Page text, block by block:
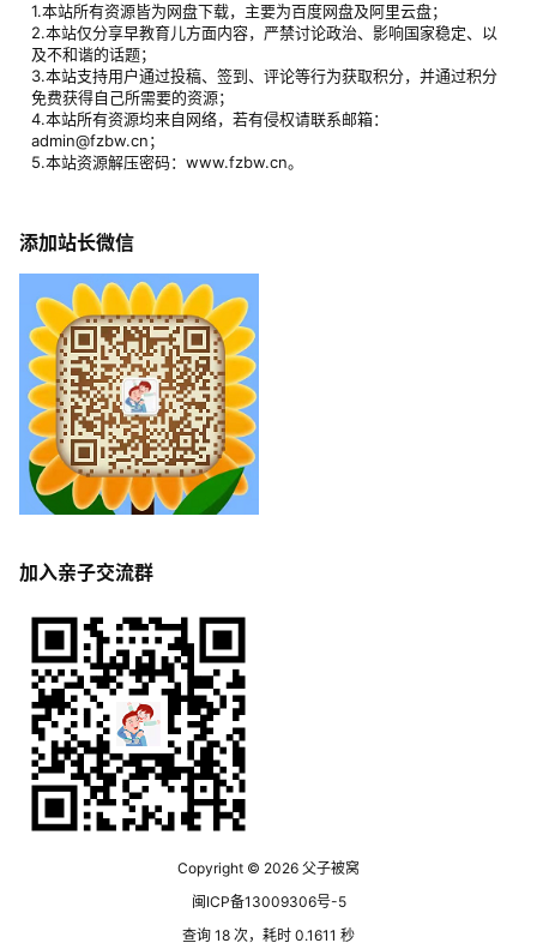
1.本站所有资源皆为网盘下载，主要为百度网盘及阿里云盘；
2.本站仅分享早教育儿方面内容，严禁讨论政治、影响国家稳定、以
及不和谐的话题；
3.本站支持用户通过投稿、签到、评论等行为获取积分，并通过积分
免费获得自己所需要的资源；
4.本站所有资源均来自网络，若有侵权请联系邮箱：
admin@fzbw.cn；
5.本站资源解压密码：www.fzbw.cn。
添加站长微信
加入亲子交流群
Copyright © 2026 父子被窝
闽ICP备13009306号-5
查询 18 次，耗时 0.1611 秒